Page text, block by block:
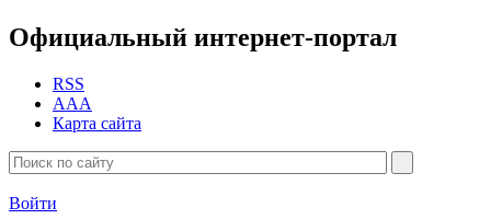
Официальный интернет-портал
RSS
AAA
Карта сайта
Войти